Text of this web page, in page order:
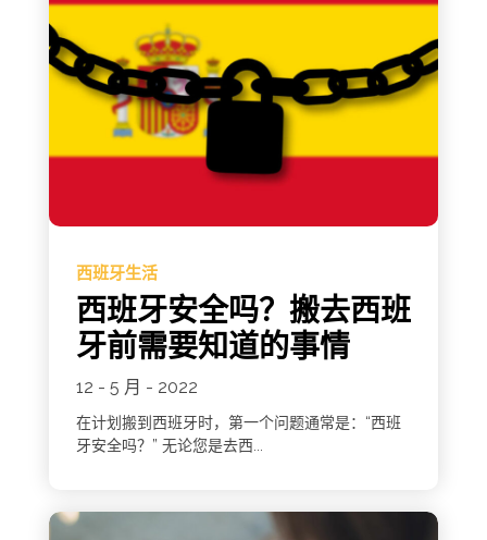
西班牙生活
西班牙安全吗？搬去西班
牙前需要知道的事情
12 - 5 月 - 2022
在计划搬到西班牙时，第一个问题通常是：“西班
牙安全吗？” 无论您是去西...